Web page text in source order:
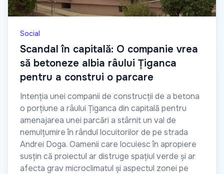
Social
Scandal în capitală: O companie vrea
să betoneze albia râului Țiganca
pentru a construi o parcare
Intenția unei companii de construcții de a betona
o porțiune a râului Țiganca din capitală pentru
amenajarea unei parcări a stârnit un val de
nemulțumire în rândul locuitorilor de pe strada
Andrei Doga. Oamenii care locuiesc în apropiere
susțin că proiectul ar distruge spațiul verde și ar
afecta grav microclimatul și aspectul zonei pe